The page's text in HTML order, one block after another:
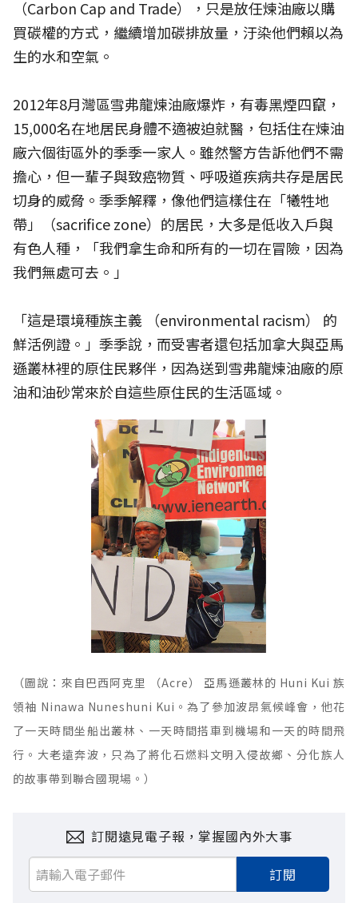
（Carbon Cap and Trade），只是放任煉油廠以購
買碳權的方式，繼續增加碳排放量，汙染他們賴以為
生的水和空氣。
2012年8月灣區雪弗龍煉油廠爆炸，有毒黑煙四竄，
15,000名在地居民身體不適被迫就醫，包括住在煉油
廠六個街區外的季季一家人。雖然警方告訴他們不需
擔心，但一輩子與致癌物質、呼吸道疾病共存是居民
切身的威脅。季季解釋，像他們這樣住在「犧牲地
帶」（sacrifice zone）的居民，大多是低收入戶與
有色人種，「我們拿生命和所有的一切在冒險，因為
我們無處可去。」
「這是環境種族主義 （environmental racism） 的
鮮活例證。」季季說，而受害者還包括加拿大與亞馬
遜叢林裡的原住民夥伴，因為送到雪弗龍煉油廠的原
油和油砂常來於自這些原住民的生活區域。
（圖說：來自巴西阿克里 （Acre） 亞馬遜叢林的 Huni Kui 族
領袖 Ninawa Nuneshuni Kui。為了參加波昂氣候峰會，他花
了一天時間坐船出叢林、一天時間搭車到機場和一天的時間飛
行。大老遠奔波，只為了將化石燃料文明入侵故鄉、分化族人
的故事帶到聯合國現場。）
訂閱遠見電子報，掌握國內外大事
訂閱